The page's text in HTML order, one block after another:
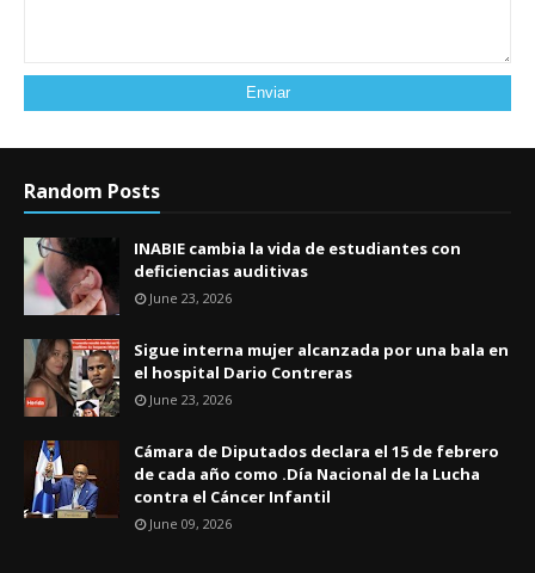
Random Posts
INABIE cambia la vida de estudiantes con
deficiencias auditivas
June 23, 2026
Sigue interna mujer alcanzada por una bala en
el hospital Dario Contreras
June 23, 2026
Cámara de Diputados declara el 15 de febrero
de cada año como .Día Nacional de la Lucha
contra el Cáncer Infantil
June 09, 2026